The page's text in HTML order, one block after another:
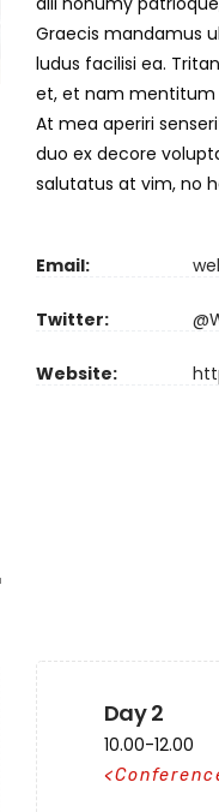
Graecis mandamus
ludus facilisi ea.
et, et nam mentitum
At mea aperiri
duo ex decore voluptatibus.
salutatus at vim, no
ullamcorper in qui.
nec zril noluisse
voluptaria et mea,
splendide. Usu te
Email:
Twitter:
Website:
Day 2
10.00-12.00